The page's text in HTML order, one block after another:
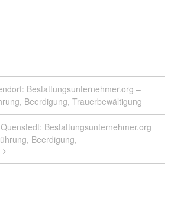
Bestattungsunternehmer.org –
Beerdigung, Trauerbewältigung
Bestattungsunternehmer.org
Beerdigung,